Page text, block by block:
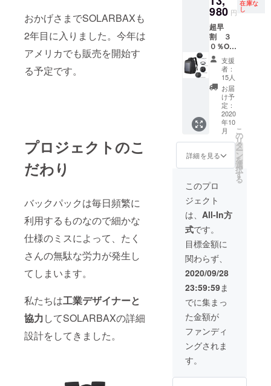
おかげさまでSOLARBAXも
2年目に入りました。今年は
アメリカでも販売を開始す
る予定です。
プロジェクトのこ
だわり
バックパックは毎日頻繁に
利用するものなので細かな
仕様のミスによって、たく
さんの無駄な労力が発生し
てしまいます。
私たちは工業デザイナーと
協力してSOLARBAXの詳細
設計をしてきました。
980 円
在庫な
し
超早
割 ３
０％OF
F
SOLAR
BAX １
個
（限定
数１
５） 一
般販売
予定価
格
20000
円
支援
者：
15人
お届
け予
定：
2020
年10
月
詳細を見る
こ
の
リ
タ
ー
ン
を
選
択
す
る
このプロ
ジェクト
は、 All-In方
式です。
目標金額に
関わらず、
2020/09/28
23:59:59ま
でに集まっ
た金額が
ファンディ
ングされま
す。